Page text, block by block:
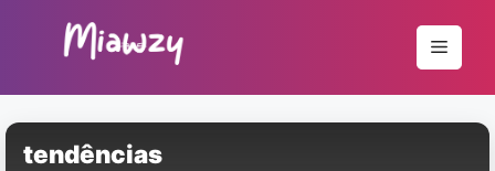
conteúdo
Menu
tendências